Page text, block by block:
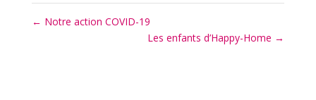
← Notre action COVID-19
Les enfants d’Happy-Home →